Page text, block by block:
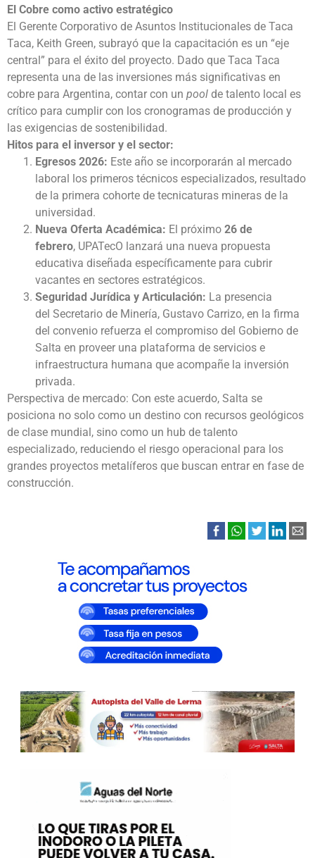
El Cobre como activo estratégico
El Gerente Corporativo de Asuntos Institucionales de Taca
Taca, Keith Green, subrayó que la capacitación es un “eje
central” para el éxito del proyecto. Dado que Taca Taca
representa una de las inversiones más significativas en
cobre para Argentina, contar con un pool de talento local es
crítico para cumplir con los cronogramas de producción y
las exigencias de sostenibilidad.
Hitos para el inversor y el sector:
Egresos 2026: Este año se incorporarán al mercado
laboral los primeros técnicos especializados, resultado
de la primera cohorte de tecnicaturas mineras de la
universidad.
Nueva Oferta Académica: El próximo 26 de
febrero, UPATecO lanzará una nueva propuesta
educativa diseñada específicamente para cubrir
vacantes en sectores estratégicos.
Seguridad Jurídica y Articulación: La presencia
del Secretario de Minería, Gustavo Carrizo, en la firma
del convenio refuerza el compromiso del Gobierno de
Salta en proveer una plataforma de servicios e
infraestructura humana que acompañe la inversión
privada.
Perspectiva de mercado: Con este acuerdo, Salta se
posiciona no solo como un destino con recursos geológicos
de clase mundial, sino como un hub de talento
especializado, reduciendo el riesgo operacional para los
grandes proyectos metalíferos que buscan entrar en fase de
construcción.